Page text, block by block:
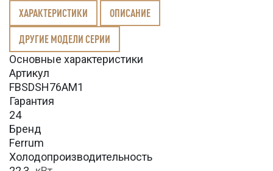
ХАРАКТЕРИСТИКИ ОПИСАНИЕ
ДРУГИЕ МОДЕЛИ СЕРИИ
Основные характеристики
Артикул
FBSDSH76AM1
Гарантия
24
Бренд
Ferrum
Холодопроизводительность